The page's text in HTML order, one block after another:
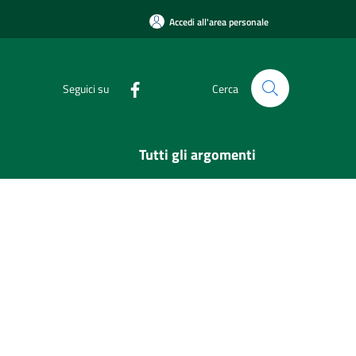
Accedi all'area personale
Seguici su Cerca
Tutti gli argomenti